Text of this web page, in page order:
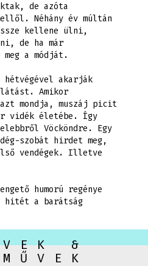
de azóta
Néhány év múltán
kellene ülni,
de ha már
a módját.
hétvégével akarják
Amikor
azt mondja, muszáj picit
vidék életébe. Így
Vöcköndre. Egy
szobát hirdet meg,
vendégek. Illetve
humorú regénye
hitét a barátság
&